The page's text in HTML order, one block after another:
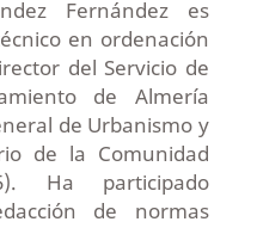
Fernández es
en ordenación
del Servicio de
de Almería
de Urbanismo y
de la Comunidad
Ha participado
de normas